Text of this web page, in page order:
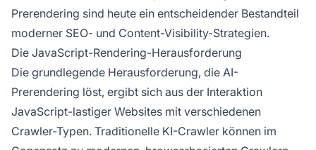
Prerendering sind heute ein entscheidender Bestandteil
moderner SEO- und Content-Visibility-Strategien.
Die JavaScript-Rendering-Herausforderung
Die grundlegende Herausforderung, die AI-
Prerendering löst, ergibt sich aus der Interaktion
JavaScript-lastiger Websites mit verschiedenen
Crawler-Typen. Traditionelle KI-Crawler können im